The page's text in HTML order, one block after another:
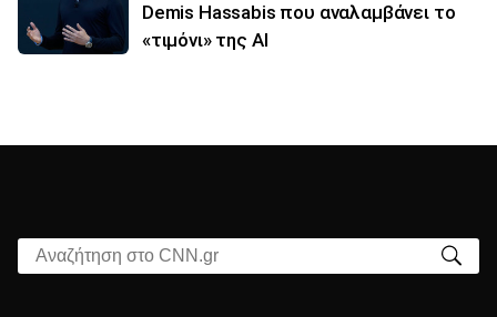
Demis Hassabis που αναλαμβάνει το
«τιμόνι» της ΑΙ
Αναζήτηση στο CNN.gr